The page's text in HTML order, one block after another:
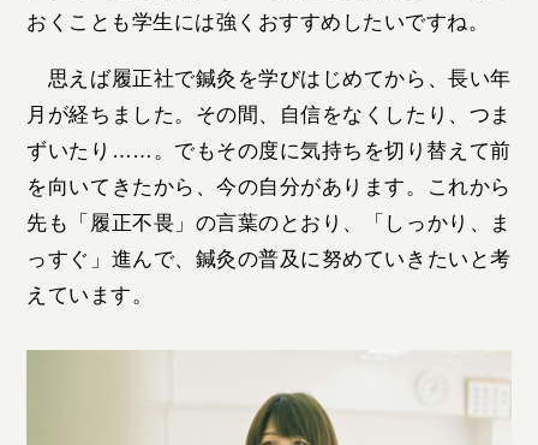
おくことも学生には強くおすすめしたいですね。
思えば履正社で鍼灸を学びはじめてから、長い年
月が経ちました。その間、自信をなくしたり、つま
ずいたり……。でもその度に気持ちを切り替えて前
を向いてきたから、今の自分があります。これから
先も「履正不畏」の言葉のとおり、「しっかり、ま
っすぐ」進んで、鍼灸の普及に努めていきたいと考
えています。